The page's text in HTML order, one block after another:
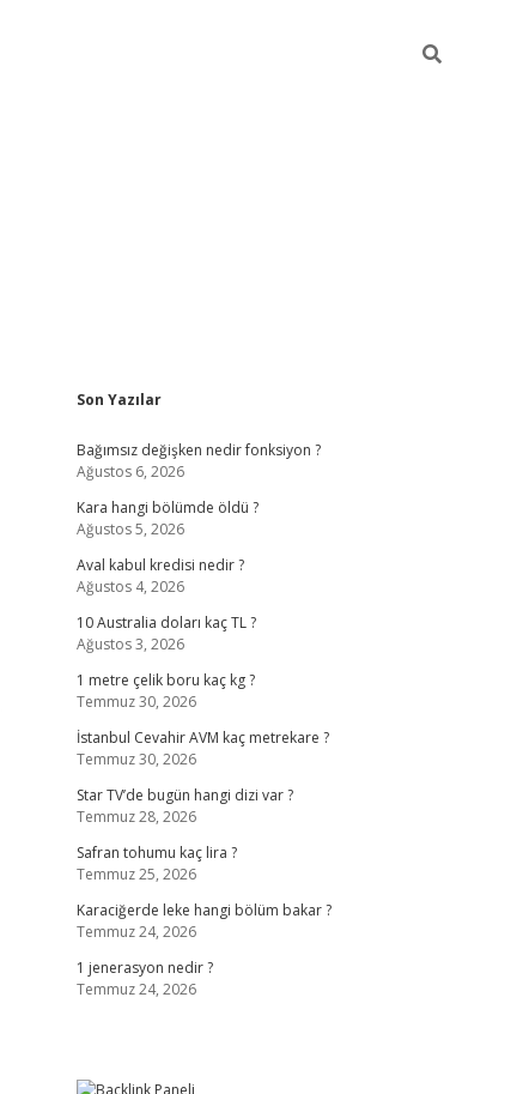
Sidebar
Son Yazılar
Bağımsız değişken nedir fonksiyon ?
Ağustos 6, 2026
Kara hangi bölümde öldü ?
Ağustos 5, 2026
Aval kabul kredisi nedir ?
Ağustos 4, 2026
10 Australia doları kaç TL ?
Ağustos 3, 2026
1 metre çelik boru kaç kg ?
Temmuz 30, 2026
İstanbul Cevahir AVM kaç metrekare ?
Temmuz 30, 2026
Star TV’de bugün hangi dizi var ?
Temmuz 28, 2026
Safran tohumu kaç lira ?
Temmuz 25, 2026
Karaciğerde leke hangi bölüm bakar ?
Temmuz 24, 2026
1 jenerasyon nedir ?
Temmuz 24, 2026